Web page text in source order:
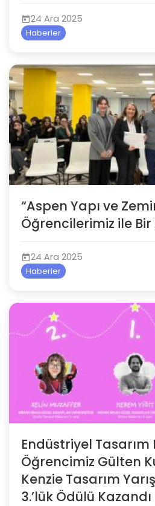
24 Ara 2025
Haberler
“Aspen Yapı ve
Öğrencilerimiz ile
24 Ara 2025
Haberler
Endüstriyel Tasarım
Öğrencimiz Gülten
Kenzie Tasarım
3.’lük Ödülü Kazandı